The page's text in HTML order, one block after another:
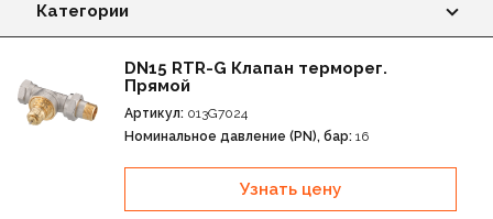
Категории
Клапан RTR-N для двухтрубной системы отопления
Клапан RTR-G для однотрубной системы
отопления
Динамический клапан RA-DV для двухтрубной
системы отопления
DN15 RTR-G Клапан терморег.
Прямой
Артикул: 013G7024
Номинальное давление (PN), бар: 16
Узнать цену